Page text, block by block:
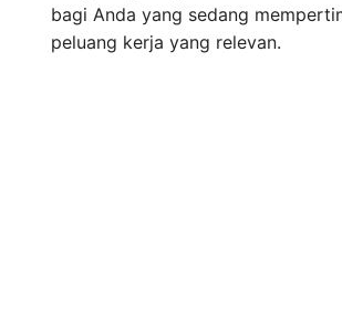
bagi Anda yang sedang
peluang kerja yang relevan.